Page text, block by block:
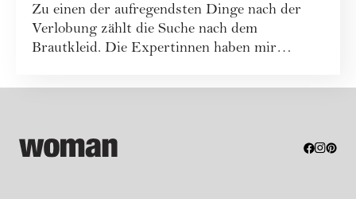
Zu einen der aufregendsten Dinge nach der
Verlobung zählt die Suche nach dem
Brautkleid. Die Expertinnen haben mir